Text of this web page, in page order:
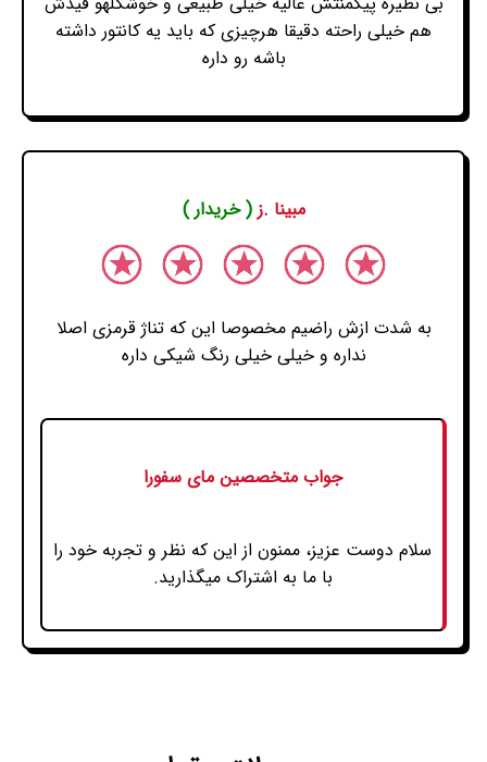
هم خیلی راحته دقیقا هرچیزی که باید یه کانتور داشته
باشه رو داره
مبینا .ز( خریدار )
به شدت ازش راضیم مخصوصا این که تناژ قرمزی اصلا
نداره و خیلی خیلی رنگ شیکی داره
جواب متخصصین مای سفورا
سلام دوست عزیز، ممنون از این که نظر و تجربه خود را
با ما به اشتراک میگذارید.